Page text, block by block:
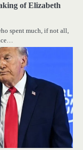
of Elizabeth
spent much, if not all,